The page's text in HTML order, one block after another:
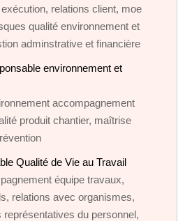
relations client, moe
qualité environnement et
adminstrative et financière
environnement et
accompagnement
produit chantier, maîtrise
Qualité de Vie au Travail
équipe travaux,
relations avec organismes,
du personnel,